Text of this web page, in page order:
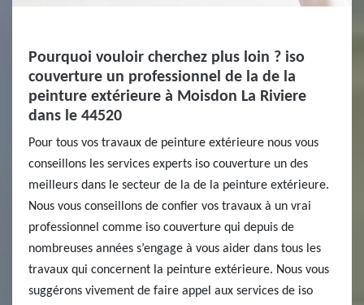
Pourquoi vouloir cherchez plus loin ? iso
couverture un professionnel de la de la
peinture extérieure à Moisdon La Riviere
dans le 44520
Pour tous vos travaux de peinture extérieure nous vous
conseillons les services experts iso couverture un des
meilleurs dans le secteur de la de la peinture extérieure.
Nous vous conseillons de confier vos travaux à un vrai
professionnel comme iso couverture qui depuis de
nombreuses années s’engage à vous aider dans tous les
travaux qui concernent la peinture extérieure. Nous vous
suggérons vivement de faire appel aux services de iso